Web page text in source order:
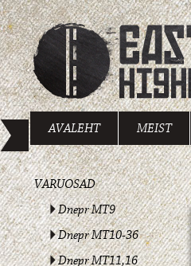
AVALEHT MEIST
VARUOSAD
Dnepr MT9
Dnepr MT10-36
Dnepr MT11,16